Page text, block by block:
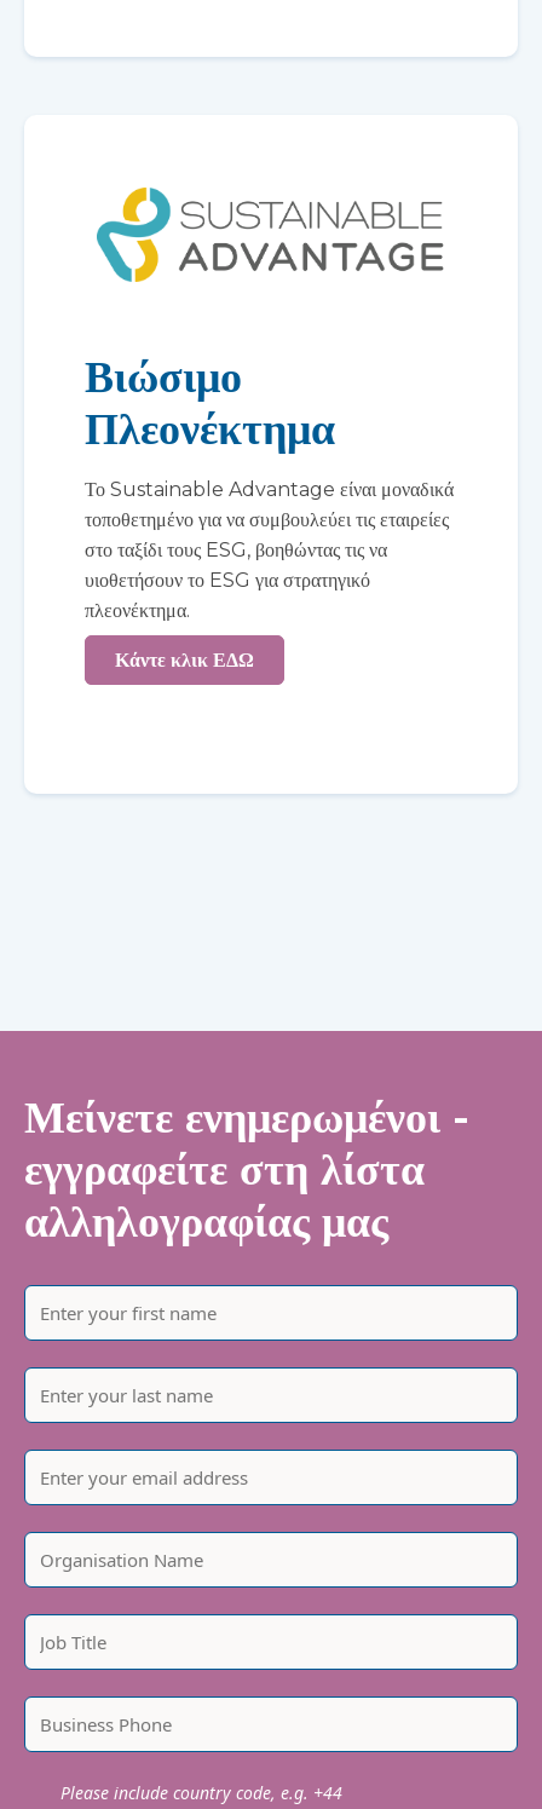
Βιώσιμο
Πλεονέκτημα
Το Sustainable Advantage είναι μοναδικά
τοποθετημένο για να συμβουλεύει τις εταιρείες
στο ταξίδι τους ESG, βοηθώντας τις να
υιοθετήσουν το ESG για στρατηγικό
πλεονέκτημα.
Κάντε κλικ ΕΔΩ
Μείνετε ενημερωμένοι -
εγγραφείτε στη λίστα
αλληλογραφίας μας
Please include country code, e.g. +44